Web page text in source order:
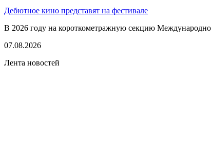
Дебютное кино представят на фестивале
В 2026 году на короткометражную секцию
07.08.2026
Лента новостей